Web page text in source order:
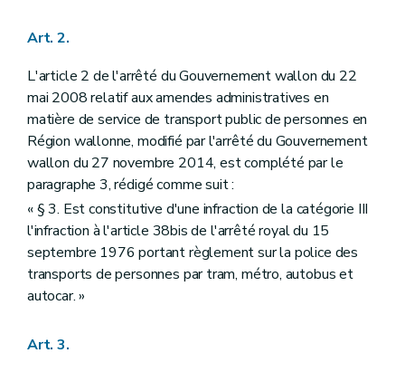
Art. 2.
L'article 2 de l'arrêté du Gouvernement wallon du 22
mai 2008 relatif aux amendes administratives en
matière de service de transport public de personnes en
Région wallonne, modifié par l'arrêté du Gouvernement
wallon du 27 novembre 2014, est complété par le
paragraphe 3, rédigé comme suit :
« § 3. Est constitutive d'une infraction de la catégorie III
l'infraction à l'article 38bis de l'arrêté royal du 15
septembre 1976 portant règlement sur la police des
transports de personnes par tram, métro, autobus et
autocar. »
Art. 3.